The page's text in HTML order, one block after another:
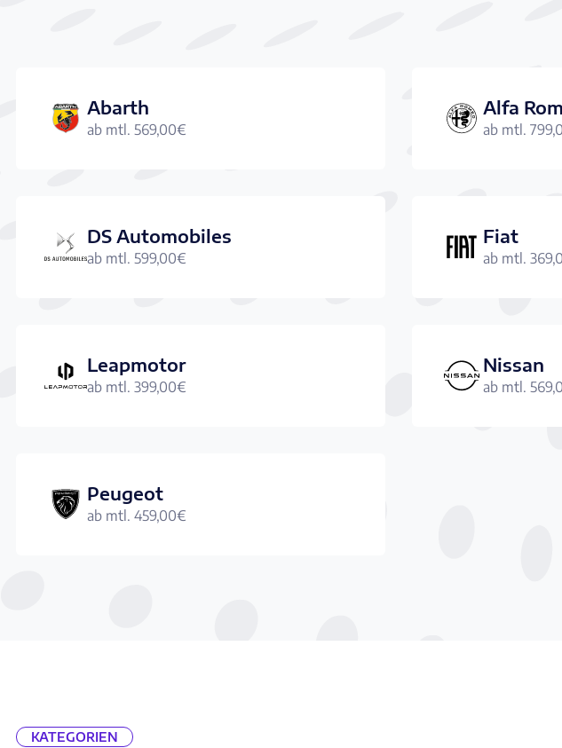
Abarth
ab mtl. 569,00€
Alfa
ab mtl.
DS Automobiles
ab mtl. 599,00€
Fiat
ab mtl.
Leapmotor
ab mtl. 399,00€
Nissan
ab mtl.
Peugeot
ab mtl. 459,00€
KATEGORIEN